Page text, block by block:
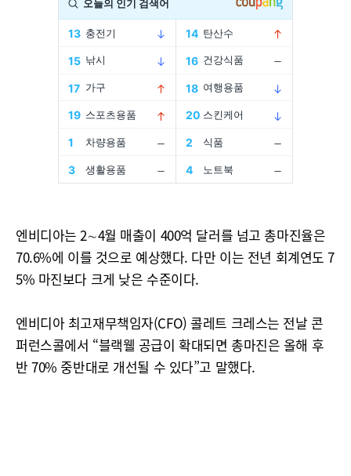
엔비디아는 2∼4월 매출이 400억 달러를 넘고 총마진율은
70.6%에 이를 것으로 예상했다. 다만 이는 전년 회계연도 7
5% 마진보다 크게 낮은 수준이다.
엔비디아 최고재무책임자(CFO) 콜레트 크레스는 전날 콘
퍼런스콜에서 “블랙웰 공급이 확대되면 총마진은 올해 후
반 70% 중반대로 개선될 수 있다”고 말했다.